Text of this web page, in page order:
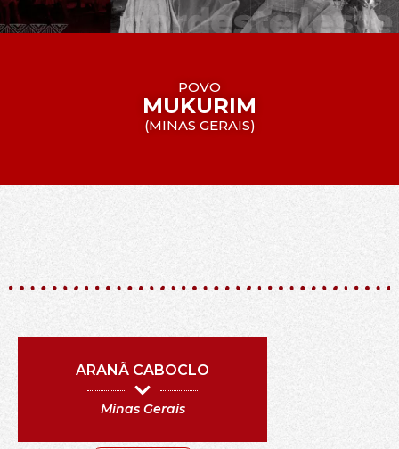
POVO
MUKURIM
(MINAS GERAIS)
ARANÃ CABOCLO
Minas Gerais